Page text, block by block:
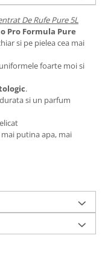
De Rufe Pure 5L
Pro Formula Pure
si pe pielea cea mai
foarte moi si
.
si un parfum
putina apa, mai